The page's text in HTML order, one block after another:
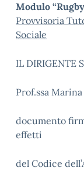
Modulo
Provvisoria
Sociale
IL DIRIGENTE
Prof.ssa
documento
effetti
del Codice